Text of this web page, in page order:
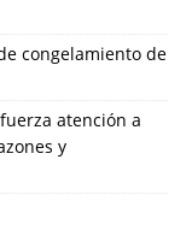
congelamiento de
atención a
y